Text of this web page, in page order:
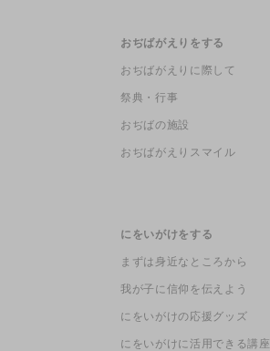
おぢばがえりをする
おぢばがえりに際して
祭典・行事
おぢばの施設
おぢばがえりスマイル
にをいがけをする
まずは身近なところから
我が子に信仰を伝えよう
にをいがけの応援グッズ
にをいがけに活用できる講座